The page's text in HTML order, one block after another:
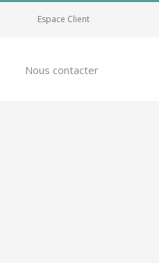
Espace Client
Nous contacter